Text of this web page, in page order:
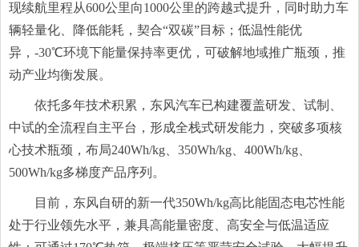
现续航里程从600公里向1000公里的跨越式提升，同时助力车
辆轻量化、降低能耗，契合“双碳”目标；低温性能优
异，-30℃环境下能量保持率更优，可破解地域推广瓶颈，推
动产业均衡发展。
依托多年技术积累，东风汽车已构建覆盖研发、试制、
中试的全流程自主平台，形成全栈式研发能力，突破多项核
心技术瓶颈，布局240Wh/kg、350Wh/kg、400Wh/kg、
500Wh/kg多梯度产品序列。
目前，东风自研的新一代350Wh/kg高比能固态电芯性能
处于行业领先水平，兼具高能量密度、高安全与低温适应